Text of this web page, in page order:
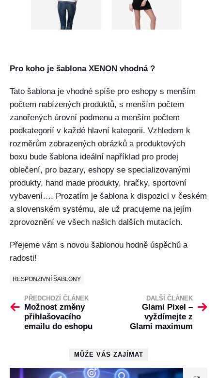
Pro koho je šablona XENON vhodná ?
Tato šablona je vhodné spíše pro eshopy s menším
počtem nabízených produktů, s menším počtem
zanořených úrovní podmenu a menším počtem
podkategorií v každé hlavní kategorii. Vzhledem k
rozměrům zobrazených obrázků a produktových
boxu bude šablona ideální například pro prodej
oblečení, pro bazary, eshopy se specializovanými
produkty, hand made produkty, hračky, sportovní
vybavení…. Prozatím je šablona k dispozici v českém
a slovenském systému, ale už pracujeme na jejím
zprovoznění ve všech našich dalších mutacích.
Přejeme vám s novou šablonou hodně úspěchů a
radosti!
RESPONZIVNÍ ŠABLONY
PŘEDCHOZÍ ČLÁNEK
Možnost změny
přihlašovacího
emailu do eshopu
DALŠÍ ČLÁNEK
Glami Pixel –
vyždímejte z
Glami maximum
MŮŽE VÁS ZAJÍMAT